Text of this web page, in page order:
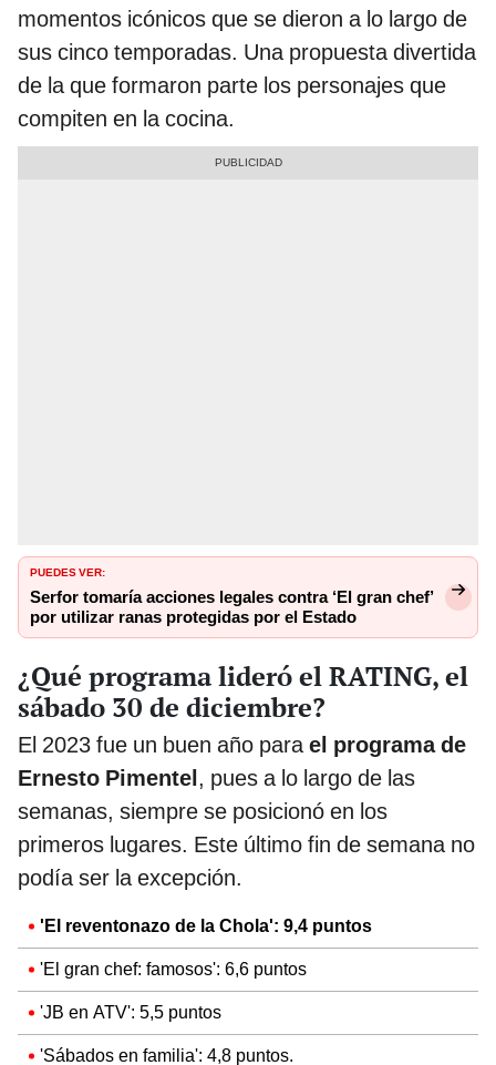
momentos icónicos que se dieron a lo largo de
sus cinco temporadas. Una propuesta divertida
de la que formaron parte los personajes que
compiten en la cocina.
PUEDES VER:
Serfor tomaría acciones legales contra ‘El gran chef’
por utilizar ranas protegidas por el Estado
¿Qué programa lideró el RATING, el
sábado 30 de diciembre?
El 2023 fue un buen año parael programa de
Ernesto Pimentel, pues a lo largo de las
semanas, siempre se posicionó en los
primeros lugares. Este último fin de semana no
podía ser la excepción.
'El reventonazo de la Chola': 9,4 puntos
'El gran chef: famosos': 6,6 puntos
'JB en ATV': 5,5 puntos
'Sábados en familia': 4,8 puntos.